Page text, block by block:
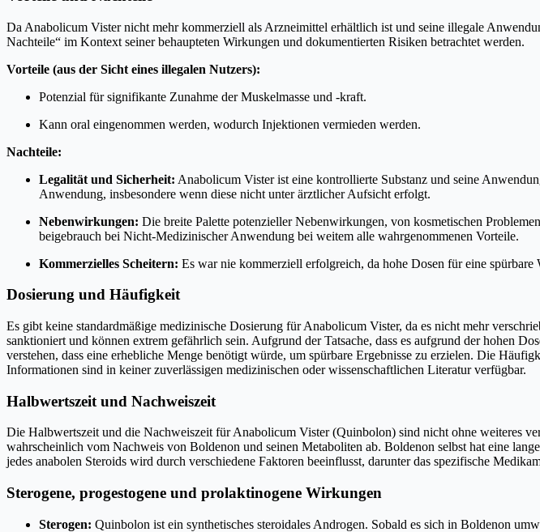
Da Anabolicum Vister nicht mehr kommerziell als Arzneimittel erhältlich ist und seine illegale
Nachteile“ im Kontext seiner behaupteten Wirkungen und dokumentierten Risiken betrachtet werden.
Vorteile (aus der Sicht eines illegalen Nutzers):
Potenzial für signifikante Zunahme der Muskelmasse und -kraft.
Kann oral eingenommen werden, wodurch Injektionen vermieden werden.
Nachteile:
Legalität und Sicherheit: Anabolicum Vister ist eine kontrollierte Substanz und seine
Anwendung, insbesondere wenn diese nicht unter ärztlicher Aufsicht erfolgt.
Nebenwirkungen: Die breite Palette potenzieller Nebenwirkungen, von kosmetischen
beigebrauch bei Nicht-Medizinischer Anwendung bei weitem alle wahrgenommenen Vorteile.
Kommerzielles Scheitern: Es war nie kommerziell erfolgreich, da hohe Dosen für eine
Dosierung und Häufigkeit
Es gibt keine standardmäßige medizinische Dosierung für Anabolicum Vister, da es nicht mehr
sanktioniert und können extrem gefährlich sein. Aufgrund der Tatsache, dass es aufgrund der hohen
verstehen, dass eine erhebliche Menge benötigt würde, um spürbare Ergebnisse zu erzielen. Die
Informationen sind in keiner zuverlässigen medizinischen oder wissenschaftlichen Literatur verfügbar.
Halbwertszeit und Nachweiszeit
Die Halbwertszeit und die Nachweiszeit für Anabolicum Vister (Quinbolon) sind nicht ohne weiteres
wahrscheinlich vom Nachweis von Boldenon und seinen Metaboliten ab. Boldenon selbst hat eine
jedes anabolen Steroids wird durch verschiedene Faktoren beeinflusst, darunter das spezifische
Sterogene, progestogene und prolaktinogene Wirkungen
Sterogen: Quinbolon ist ein synthetisches steroidales Androgen. Sobald es sich in Boldenon